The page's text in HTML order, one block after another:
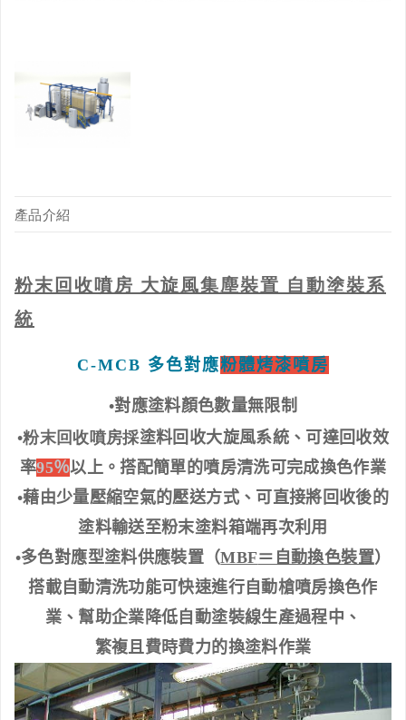
產品介紹
粉末回收噴房 大旋風集塵裝置 自動塗裝系
統
C-MCB 多色對應粉體烤漆噴房
•對應塗料顏色數量無限制
•粉末回收噴房採塗料回收大旋風系統、可達回收效
率95％以上。搭配簡單的噴房清洗可完成換色作業
•藉由少量壓縮空氣的壓送方式、可直接將回收後的
塗料輸送至粉末塗料箱端再次利用
•多色對應型塗料供應裝置（MBF＝自動換色裝置）
搭載自動清洗功能可快速進行自動槍噴房換色作
業 、幫助企業降低自動塗裝線生產過程中 、
繁複且費時費力的換塗料作業